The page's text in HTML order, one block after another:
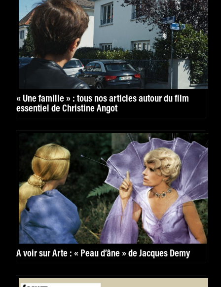
« Une famille » : tous nos articles autour du film
essentiel de Christine Angot
À voir sur Arte : « Peau d’âne » de Jacques Demy